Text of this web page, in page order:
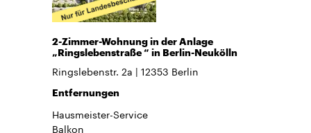
2-Zimmer-Wohnung in der Anlage
„Ringslebenstraße “ in Berlin-Neukölln
Ringslebenstr. 2a 12353 Berlin
Entfernungen
Hausmeister-Service
Balkon